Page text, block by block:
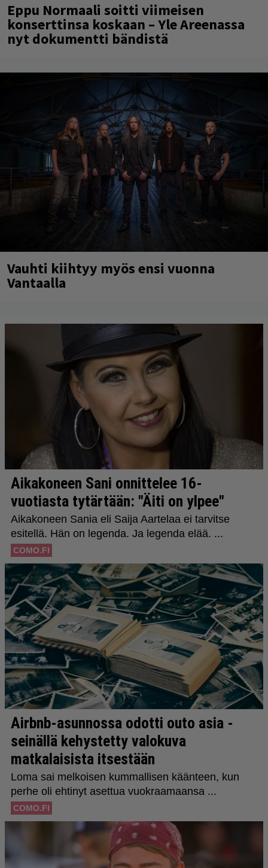
Eppu Normaali soitti viimeisen
konserttinsa koskaan – Yle Areenassa
nyt dokumentti bändistä
Vauhti kiihtyy myös ensi vuonna
Vantaalla